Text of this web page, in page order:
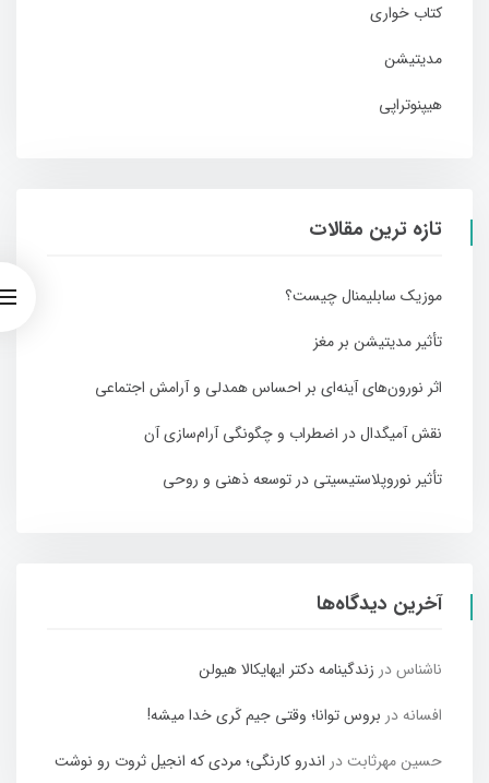
کتاب خواری
مدیتیشن
هیپنوتراپی
تازه ترین مقالات
موزیک سابلیمنال چیست؟
تأثیر مدیتیشن بر مغز
اثر نورون‌های آینه‌ای بر احساس همدلی و آرامش اجتماعی
نقش آمیگدال در اضطراب و چگونگی آرام‌سازی آن
تأثیر نوروپلاستیسیتی در توسعه ذهنی و روحی
آخرین دیدگاه‌ها
ناشناسدر زندگینامه دکتر ایهایکالا هیولن
افسانه در بروس توانا؛ وقتی جیم کَری خدا میشه!
حسین مهرثابتدر اندرو کارنگی؛ مردی که انجیل ثروت رو نوشت